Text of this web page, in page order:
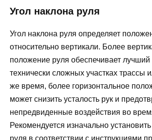
Угол наклона руля
Угол наклона руля определяет
относительно вертикали. Более
положение руля обеспечивает лучший
технически сложных участках трассы
же время, более горизонтальное
может снизить усталость рук и
непредвиденные воздействия во
Рекомендуется изначально